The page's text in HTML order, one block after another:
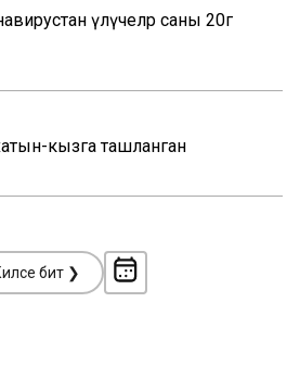
үлүчеләр саны 20гә
кызга ташланган
бит ❯